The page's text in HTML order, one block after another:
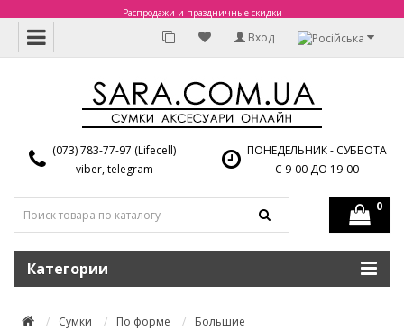
Распродажи и праздничные скидки
Вход
(073) 783-77-97 (Lifecell)
viber, telegram
ПОНЕДЕЛЬНИК - СУББОТА
С 9-00 ДО 19-00
0
Категории
Сумки По форме
Большие